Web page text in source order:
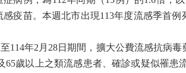
感疫苗。本週北市出現113年度流感季首例
114年2 月 28日期間，擴大公費流感抗病
65歲以上之類流感患者、確診或疑似罹患